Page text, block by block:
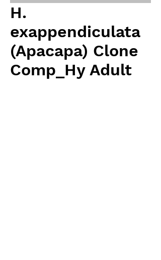
H.
exappendiculata
(Apacapa) Clone
Comp_Hy Adult